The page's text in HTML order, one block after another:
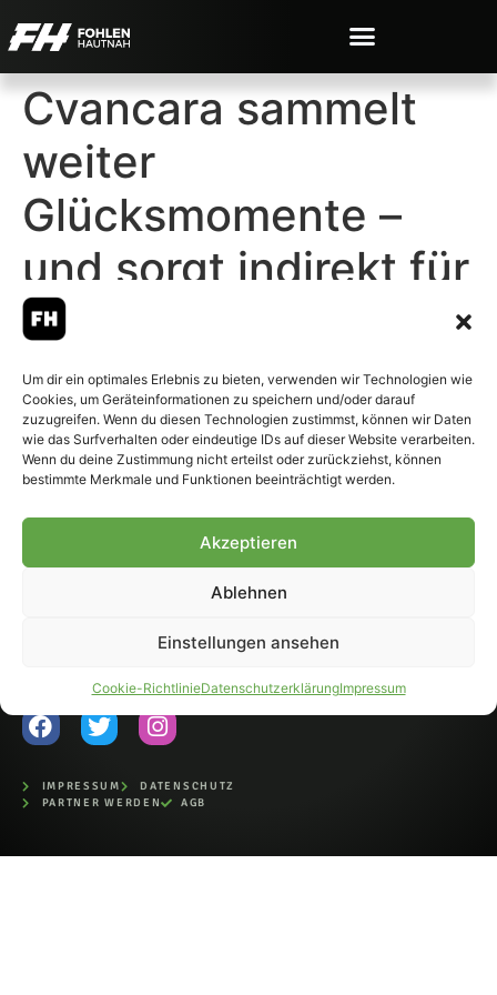
Um dir ein optimales Erlebnis zu bieten, verwenden wir Technologien wie
Cookies, um Geräteinformationen zu speichern und/oder darauf
zuzugreifen. Wenn du diesen Technologien zustimmst, können wir Daten
wie das Surfverhalten oder eindeutige IDs auf dieser Website verarbeiten.
Wenn du deine Zustimmung nicht erteilst oder zurückziehst, können
bestimmte Merkmale und Funktionen beeinträchtigt werden.
Akzeptieren
Ablehnen
Einstellungen ansehen
Cookie-RichtlinieDatenschutzerklärungImpressum
Cvancara sammelt
weiter
Glücksmomente –
und sorgt indirekt für
Fan-Ärger
© 2007-2026 Fohlen-Hautnah.de
– Alle rechte vorbehalten.
Fohlen-Hautnah.de ist ein
offiziell eingetragenes Magazin
bei der Deutschen
Nationalbibliothek (ISSN 1868-
auszugsweise, nur mit
IMPRESSUM
DATENSCHUTZ
PARTNER WERDEN
AGB